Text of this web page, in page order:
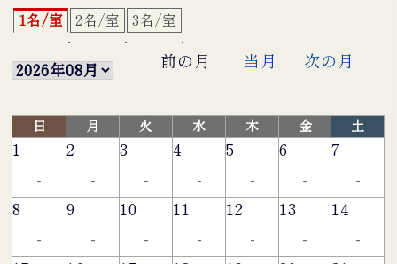
1名/室 2名/室 3名/室
前の月 当月 次の月
日 月 火 水 木 金 土
1
-
2
-
3
-
4
-
5
-
6
-
7
-
8
-
9
-
10
-
11
-
12
-
13
-
14
-